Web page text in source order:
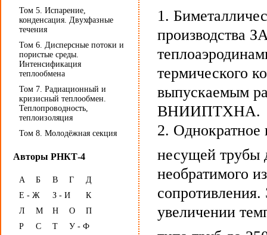
Том 5. Испарение,
конденсация. Двухфазные
течения
Том 6. Дисперсные потоки и
пористые среды.
Интенсификация
теплообмена
Том 7. Радиационный и
кризисный теплообмен.
Теплопроводность,
теплоизоляция
Том 8. Молодёжная секция
Авторы РНКТ-4
А Б В Г
Д
Е - Ж
З - И
К
Л
М Н О
П
Р
С Т
У - Ф
1.
производства
термического
выпускаемым
ВНИИПТХНА.
2. Однократное
несущей трубы
необратимого
сопротивления.
увеличении